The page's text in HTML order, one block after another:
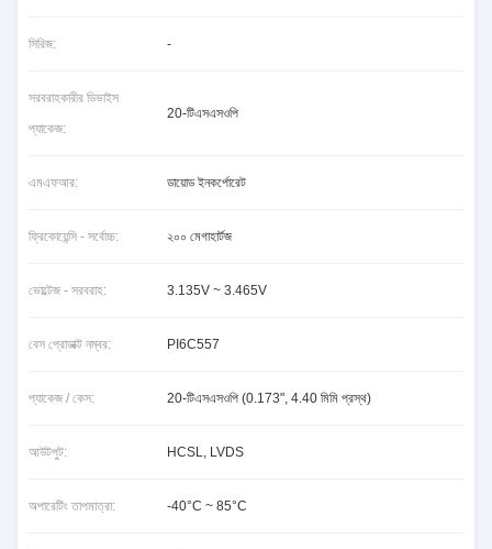
সিরিজ: -
সরবরাহকারীর ডিভাইস
প্যাকেজ:
20-টিএসএসওপি
এমএফআর: ডায়োড ইনকর্পোরেট
ফ্রিকোয়েন্সি - সর্বোচ্চ: ২০০ মেগাহার্টজ
ভোল্টেজ - সরবরাহ: 3.135V ~ 3.465V
বেস প্রোডাক্ট নম্বর: PI6C557
প্যাকেজ / কেস: 20-টিএসএসওপি (0.173", 4.40 মিমি প্রস্থ)
আউটপুট: HCSL, LVDS
অপারেটিং তাপমাত্রা: -40°C ~ 85°C